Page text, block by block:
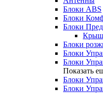
Блоки ABS
Блоки
Блоки
Блоки
Блоки
Блоки
Показать
Блоки
Блоки